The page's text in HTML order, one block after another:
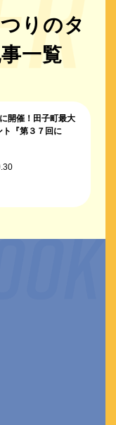
りのタ
一覧
開催！田子町最大
ト『第３７回に